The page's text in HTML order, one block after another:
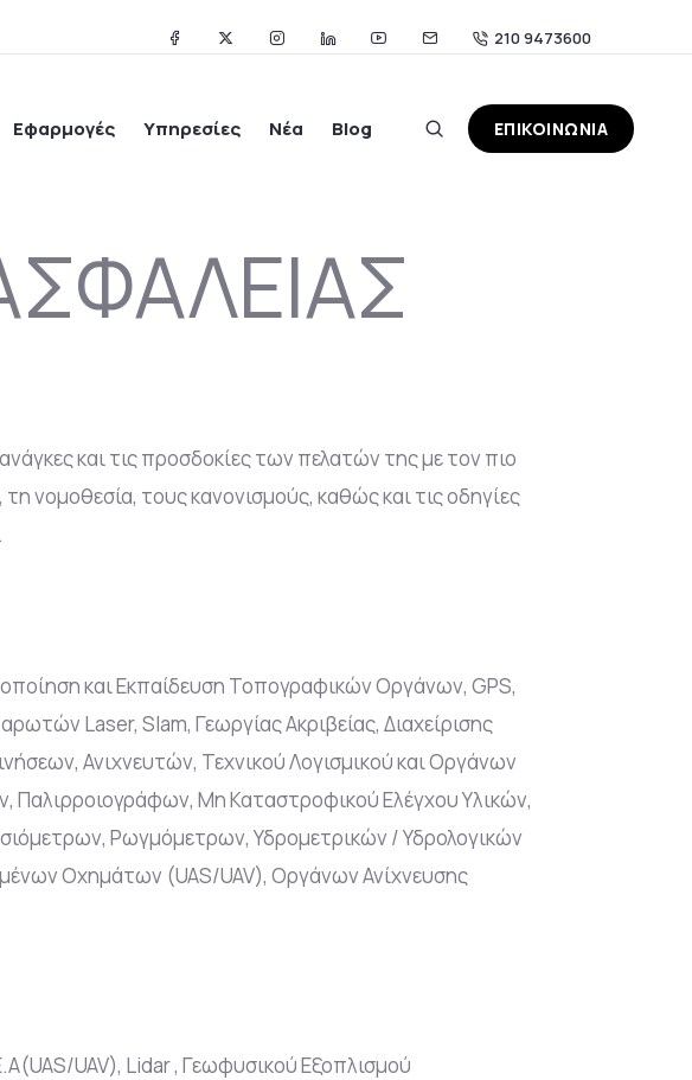
210 9473600
Εφαρμογές Υπηρεσίες Νέα Blog ΕΠΙΚΟΙΝΩΝΙΑ
και τις προσδοκίες των πελατών της με τον πιο
νομοθεσία, τους κανονισμούς, καθώς και τις οδηγίες
και Εκπαίδευση Τοπογραφικών Οργάνων, GPS,
Laser, Slam, Γεωργίας Ακριβείας, Διαχείρισης
Ανιχνευτών, Τεχνικού Λογισμικού και Οργάνων
Μη Καταστροφικού Ελέγχου Υλικών,
Ρωγμόμετρων, Υδρομετρικών / Υδρολογικών
Οχημάτων (UAS/UAV), Οργάνων Ανίχνευσης
UAV), Lidar , Γεωφυσικού Εξοπλισμού